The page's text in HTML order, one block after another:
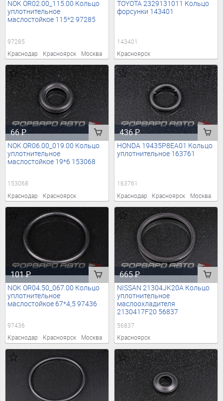
NOK OR02.00_115.00 Кольцо
уплотнительное
маслостойкое 115*2 97285
97285
Краснодар
Красноярск Москва
TOYOTA 2329131011 Кольцо
форсунки 143401
143401
Красноярск
66₽
NOK OR06.00_019.00 Кольцо
уплотнительное
маслостойкое 19*6 153068
153068
Краснодар
Красноярск
436₽
HONDA 19435P8EA01 Кольцо
уплотнительное 163761
163761
Краснодар
Красноярск Москва
101₽
NOK OR04.50_067.00 Кольцо
уплотнительное
маслостойкое 67*4,5 97436
97436
Краснодар
Красноярск Москва
665₽
NISSAN 21304JK20A Кольцо
уплотнительное
маслоохладителя
2130417F20 56837
56837
Красноярск